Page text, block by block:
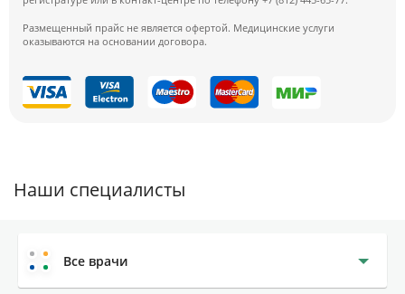
Размещенный прайс не является офертой. Медицинские услуги
оказываются на основании договора.
Наши специалисты
Все врачи